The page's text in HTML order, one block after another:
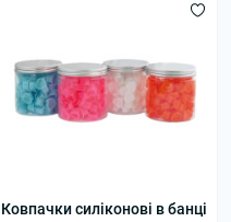
Ковпачки силіконові в банці